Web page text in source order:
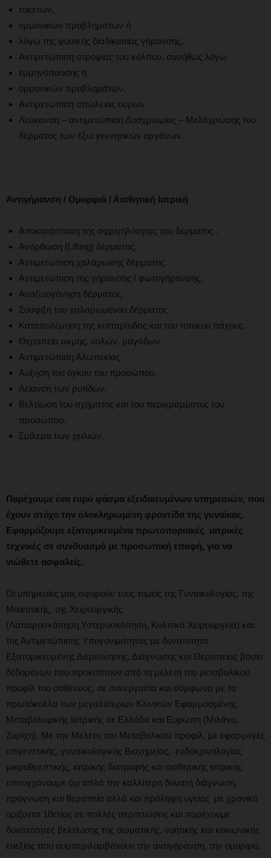
τοκετών,
ορμονικών προβλημάτων ή
λόγω της φυσικής διαδικασίας γήρανσης,
Αντιμετώπιση ατροφίας του κόλπου, συνήθως λόγω
εμμηνόπαυσης ή
ορμονικών προβλημάτων,
Αντιμετώπιση απώλειας ούρων
Λεύκανση – αντιμετώπιση Δυσχρωμίας – Μελάχρωσης του
δέρματος των έξω γεννητικών οργάνων.
Αντιγήρανση / Ομορφιά / Αισθητική Ιατρική
Αποκατάσταση της σφριγηλότητας του δέρματος .
Ανόρθωση (Lifting) δέρματος.
Αντιμετώπιση χαλάρωσης δέρματος.
Αντιμετώπιση της γήρανσης / φωτογήρανσης.
Αναζωογόνηση δέρματος.
Σύσφιξη του χαλαρωμένου δέρματος
Καταπολέμηση της κυτταρίτιδας και του τοπικού πάχους.
Θεραπεία ακμής, ουλών, ραγάδων
Αντιμετώπιση Αλωπεκίας
Αύξηση του όγκου του προσώπου.
Λείανση των ρυτίδων.
Βελτίωση του σχήματος και του περιγράμματος του
προσώπου.
Σμίλεμα των χειλιών.
Παρέχουμε ένα ευρύ φάσμα εξειδικευμένων υπηρεσιών, που
έχουν στόχο την ολοκληρωμένη φροντίδα της γυναίκας.
Εφαρμόζουμε εξατομικευμένα πρωτοποριακές ιατρικές
τεχνικές σε συνδυασμό με προσωπική επαφή, για να
νιώθετε ασφαλείς.
Οι υπηρεσίες μας αφορούν τους τομείς της Γυναικολογίας, της
Μαιευτικής, της Χειρουργικής
(Λαπαροσκόπηση,Υστεροσκόπηση, Κολπικά Χειρουργεία) και
της Αντιμετώπισης Υπογονιμότητας με δυνατότητα
Εξατομικευμένης Διερεύνησης, Διάγνωσης και Θεραπείας βάσει
δεδομένων που προκύπτουν από τη μελέτη του μεταβολικού
προφίλ του ασθενούς, σε συνεργασία και σύμφωνα με τα
πρωτόκολλα των μεγαλύτερων Κλινικών Εφαρμοσμένης
Μεταβολομικής Ιατρικής σε Ελλάδα και Ευρώπη (Μιλάνο,
Ζυρίχη). Με την Μελέτη του Μεταβολικού προφίλ, με εφαρμογές
επιγενετικής, γυναικολογικής Βιοχημείας, ενδοκρινολογίας
μικροθρεπτικής, ιατρικής διατροφής και αισθητικής ιατρικής
επιτυγχάνουμε όχι απλά την καλλίτερη δυνατή διάγνωση,
πρόγνωση και θεραπεία αλλά και πρόληψη υγείας με χρονικό
ορίζοντα 10ετίας σε πολλές περιπτώσεις και παρέχουμε
δυνατότητες βελτίωσης της σωματικής, νοητικής και κοινωνικής
ευεξίας που συμπεριλαμβάνουν την αντιγήρανση, την ομορφιά,